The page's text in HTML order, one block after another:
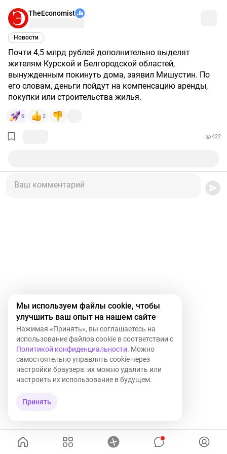
TheEconomist
Новости
Почти 4,5 млрд рублей дополнительно выделят
жителям Курской и Белгородской областей,
вынужденным покинуть дома, заявил Мишустин. По
его словам, деньги пойдут на компенсацию аренды,
покупки или строительства жилья.
6 2
422
Ваш комментарий
Мы используем файлы cookie, чтобы
улучшить ваш опыт на нашем сайте
Нажимая «Принять», вы соглашаетесь на
использование файлов cookie в соответствии с
Политикой конфиденциальности. Можно
самостоятельно управлять cookie через
настройки браузера: их можно удалить или
настроить их использование в будущем.
Принять